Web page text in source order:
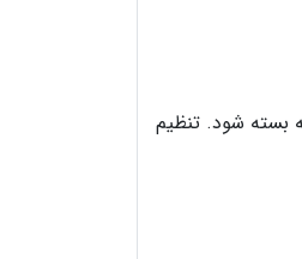
بسته شود. تنظیم